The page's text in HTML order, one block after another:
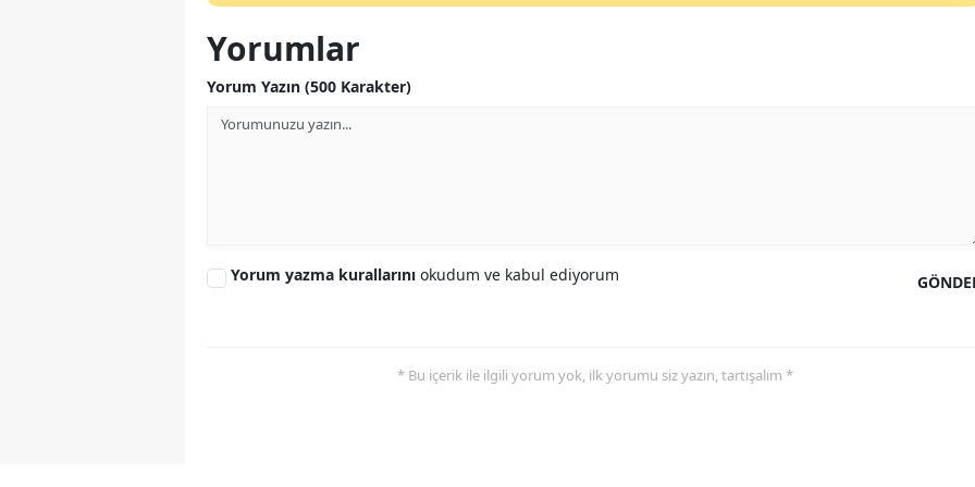
Yorumlar
Yorum Yazın (500 Karakter)
Yorum yazma kurallarını okudum ve kabul ediyorum
* Bu içerik ile ilgili yorum yok, ilk yorumu siz yazın, tartışalım *